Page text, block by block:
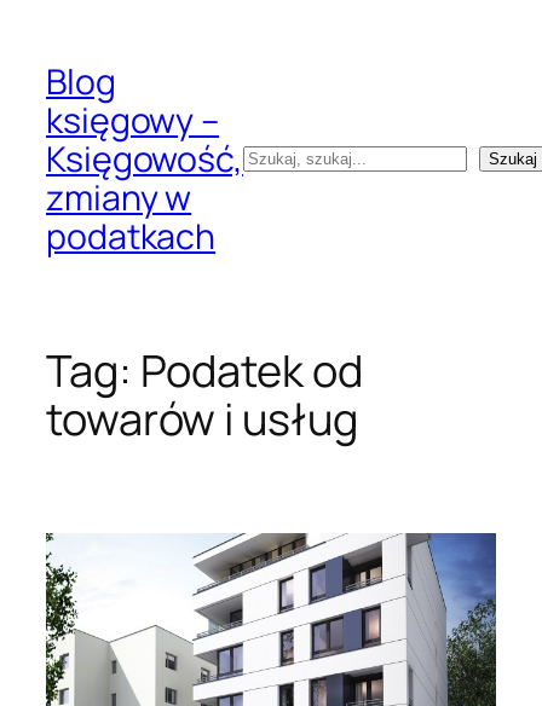
treściBlog
księgowy –
Księgowość,
zmiany w
podatkach
Szukaj Szukaj
Tag: Podatek od
towarów i usług